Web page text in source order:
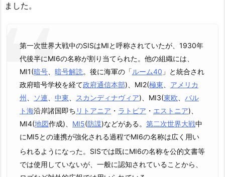
ました。
第一次世界大戦中のSISはMIと呼称されていたが、1930年
代後半にMI6の名称が割り当てられた。他の組織には、
MI1(暗号 暗号解読。後に海軍の「ルーム40 」と統合され
政府暗号学校を経て政府通信本部)、MI2(極東
アメリカ
州
ソ連 中東 スカンディナヴィア)、MI3(東欧
バル
ト海沿岸諸国即ち リトアニア ・ ラトビア ・ エストニア)、
MI4(地図作成)、 MI5(防諜)などがある。 第二次世界大戦中
にMI5との連携が強化される過程でMI6の名称は広く用い
られるようになった。SISでは既にMI6の名称を公的文書等
では使用していないが、一般に認知されていることから、